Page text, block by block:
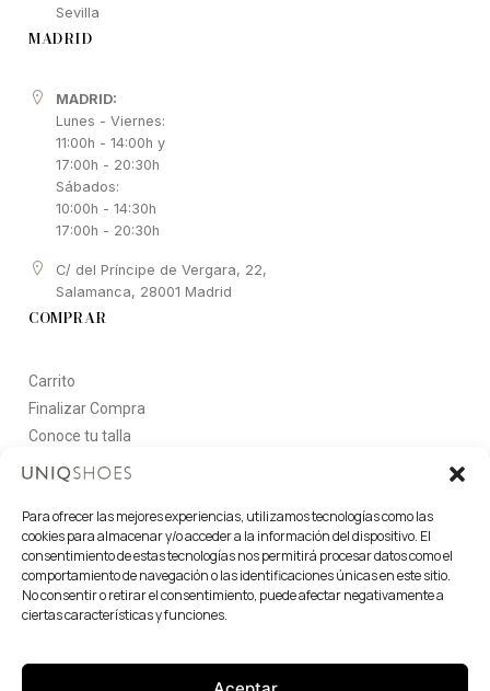
Para ofrecer las mejores experiencias, utilizamos tecnologías como las
cookies para almacenar y/o acceder a la información del dispositivo. El
consentimiento de estas tecnologías nos permitirá procesar datos como el
comportamiento de navegación o las identificaciones únicas en este sitio.
No consentir o retirar el consentimiento, puede afectar negativamente a
ciertas características y funciones.
Sevilla
MADRID
MADRID:
Lunes - Viernes:
11:00h - 14:00h y
17:00h - 20:30h
Sábados:
10:00h - 14:30h
17:00h - 20:30h
C/ del Príncipe de Vergara, 22,
Salamanca, 28001 Madrid
COMPRAR
Carrito
Finalizar Compra
Conoce tu talla
FAQ
NEWSLETTER
Manténgase al día de nuestras últimas noticias, reciba ofertas